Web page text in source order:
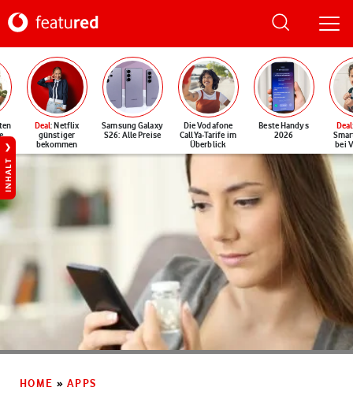
Deal: Netflix
günstiger
bekommen
Samsung Galaxy
S26: Alle Preise
Die Vodafone
CallYa-Tarife im
Überblick
Beste Handys
2026
Deal
bei
INHALT
HOME » APPS